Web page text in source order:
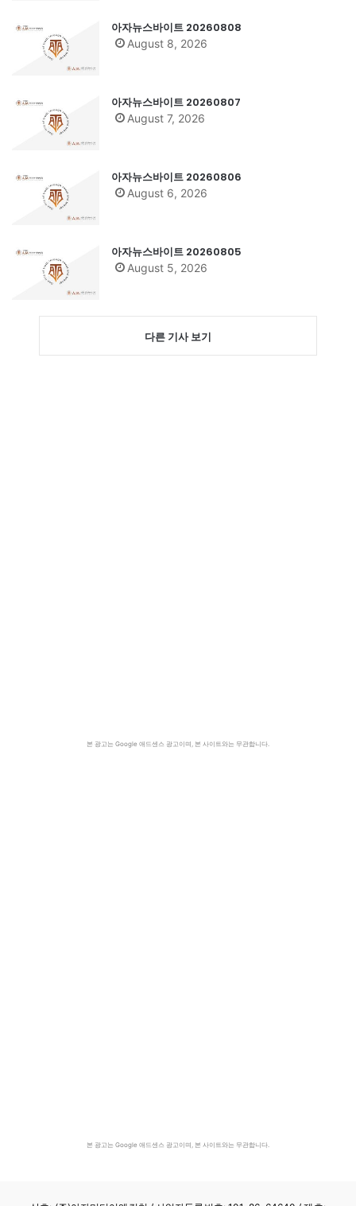
아자뉴스바이트 20260808
August 8, 2026
아자뉴스바이트 20260807
August 7, 2026
아자뉴스바이트 20260806
August 6, 2026
아자뉴스바이트 20260805
August 5, 2026
다른 기사 보기
본 광고는 Google 애드센스 광고이며, 본 사이트와는 무관합니다.
본 광고는 Google 애드센스 광고이며, 본 사이트와는 무관합니다.